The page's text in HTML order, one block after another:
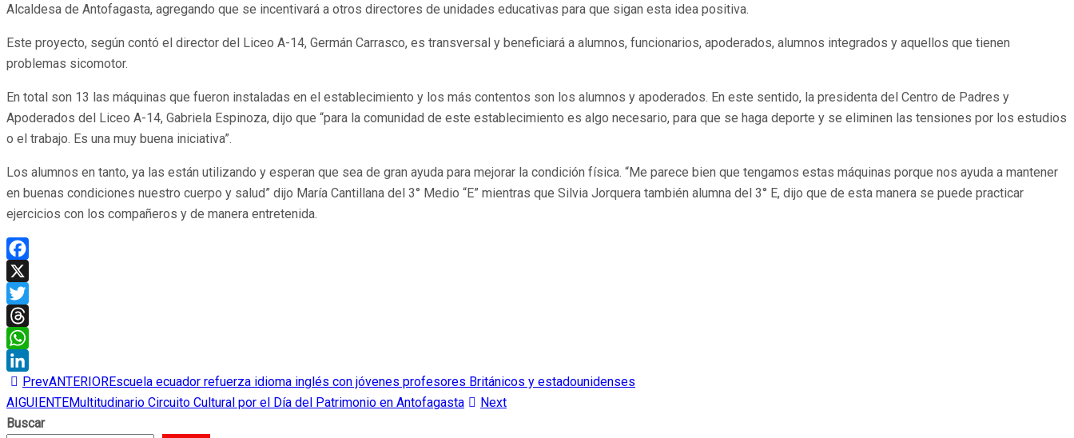
Alcaldesa de Antofagasta, agregando que se incentivará a otros directores de unidades educativas para que sigan esta idea positiva.
Este proyecto, según contó el director del Liceo A-14, Germán Carrasco, es transversal y beneficiará a alumnos, funcionarios, apoderados, alumnos integrados y aquellos que tienen
problemas sicomotor.
En total son 13 las máquinas que fueron instaladas en el establecimiento y los más contentos son los alumnos y apoderados. En este sentido, la presidenta del Centro de Padres y
Apoderados del Liceo A-14, Gabriela Espinoza, dijo que “para la comunidad de este establecimiento es algo necesario, para que se haga deporte y se eliminen las tensiones por los estudios
o el trabajo. Es una muy buena iniciativa”.
Los alumnos en tanto, ya las están utilizando y esperan que sea de gran ayuda para mejorar la condición física. “Me parece bien que tengamos estas máquinas porque nos ayuda a mantener
en buenas condiciones nuestro cuerpo y salud” dijo María Cantillana del 3° Medio “E” mientras que Silvia Jorquera también alumna del 3° E, dijo que de esta manera se puede practicar
ejercicios con los compañeros y de manera entretenida.
Facebook
X
Twitter
Threads
WhatsApp
LinkedIn
PrevANTERIOREscuela ecuador refuerza idioma inglés con jóvenes profesores Británicos y estadounidenses
AIGUIENTEMultitudinario Circuito Cultural por el Día del Patrimonio en Antofagasta
Next
Buscar